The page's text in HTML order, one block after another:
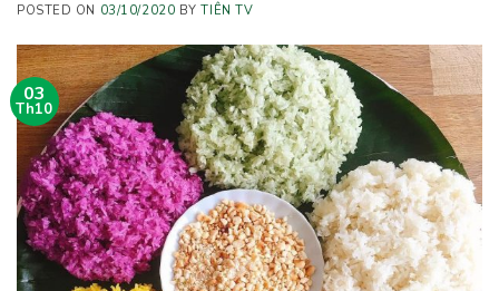
POSTED ON 03/10/2020 BYTIÊN TV
03
Th10